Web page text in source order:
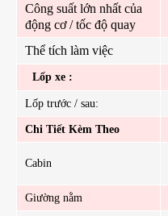
Công suất lớn nhất của
động cơ / tốc độ quay
Thể tích làm việc
Lốp xe :
Lốp trước / sau:
Chi Tiết Kèm Theo
Cabin
Giường nằm